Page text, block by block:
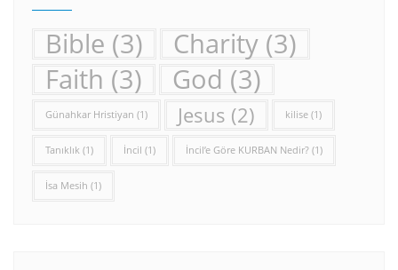
Bible (3) Charity (3)
Faith (3) God (3)
Günahkar Hristiyan (1) Jesus (2) kilise (1)
Tanıklık (1) İncil (1) İncil’e Göre KURBAN Nedir? (1)
İsa Mesih (1)